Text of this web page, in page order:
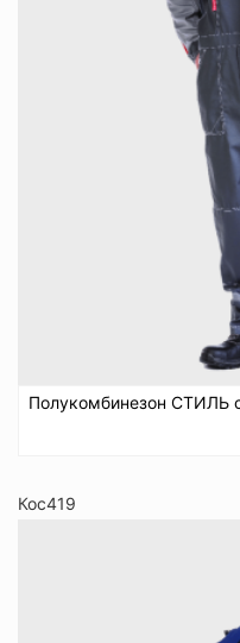
Полукомбинезон СТИЛЬ
Кос419